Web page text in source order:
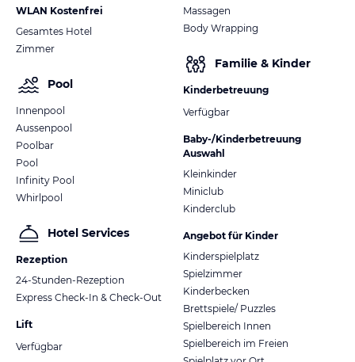
WLAN Kostenfrei
Gesamtes Hotel
Zimmer
Pool
Innenpool
Aussenpool
Poolbar
Pool
Infinity Pool
Whirlpool
Hotel Services
Rezeption
24-Stunden-Rezeption
Express Check-In & Check-Out
Lift
Verfügbar
Massagen
Body Wrapping
Familie & Kinder
Kinderbetreuung
Verfügbar
Baby-/Kinderbetreuung
Auswahl
Kleinkinder
Miniclub
Kinderclub
Angebot für Kinder
Kinderspielplatz
Spielzimmer
Kinderbecken
Brettspiele/ Puzzles
Spielbereich Innen
Spielbereich im Freien